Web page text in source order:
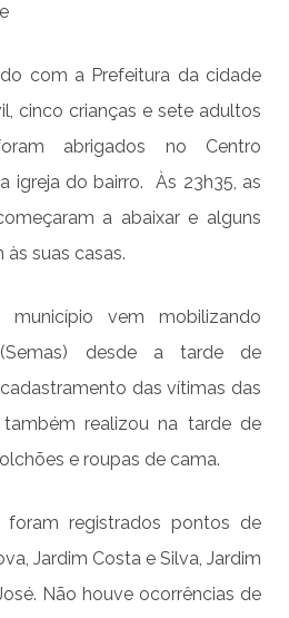
com a Prefeitura da cidade
cinco crianças e sete adultos
abrigados no Centro
igreja do bairro. Às 23h35, as
a abaixar e alguns
suas casas.
vem mobilizando
(Semas) desde a tarde de
das vítimas das
também realizou na tarde de
e roupas de cama.
foram registrados pontos de
Jardim Costa e Silva, Jardim
Não houve ocorrências de